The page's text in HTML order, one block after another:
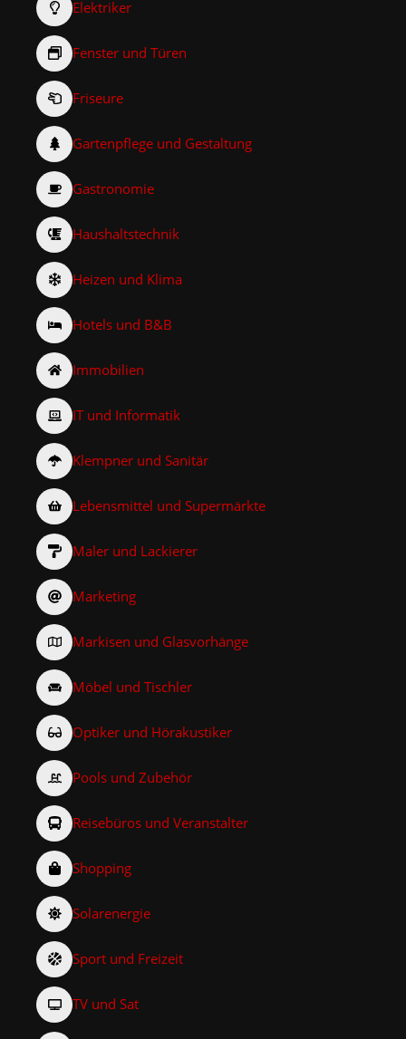
Elektriker
Fenster und Türen
Friseure
Gartenpflege und Gestaltung
Gastronomie
Haushaltstechnik
Heizen und Klima
Hotels und B&B
Immobilien
IT und Informatik
Klempner und Sanitär
Lebensmittel und Supermärkte
Maler und Lackierer
Marketing
Markisen und Glasvorhänge
Möbel und Tischler
Optiker und Hörakustiker
Pools und Zubehör
Reisebüros und Veranstalter
Shopping
Solarenergie
Sport und Freizeit
TV und Sat